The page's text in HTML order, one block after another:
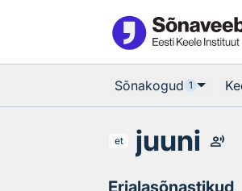
Sõnakogud 1
et juuni record_voice_over
Erialasõnastikud